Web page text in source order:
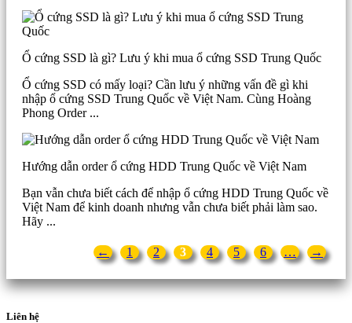
Ổ cứng SSD là gì? Lưu ý khi mua ổ cứng SSD Trung Quốc
Ổ cứng SSD có mấy loại? Cần lưu ý những vấn đề gì khi
nhập ổ cứng SSD Trung Quốc về Việt Nam. Cùng Hoàng
Phong Order ...
Hướng dẫn order ổ cứng HDD Trung Quốc về Việt Nam
Bạn vẫn chưa biết cách để nhập ổ cứng HDD Trung Quốc về
Việt Nam để kinh doanh nhưng vẫn chưa biết phải làm sao.
Hãy ...
← 1 2 3 4 5 6 … →
Liên hệ